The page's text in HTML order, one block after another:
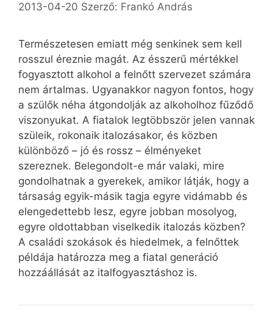
2013-04-20 Szerző: Frankó András
Természetesen emiatt még senkinek sem kell
rosszul éreznie magát. Az ésszerű mértékkel
fogyasztott alkohol a felnőtt szervezet számára
nem ártalmas. Ugyanakkor nagyon fontos, hogy
a szülők néha átgondolják az alkoholhoz fűződő
viszonyukat. A fiatalok legtöbbször jelen vannak
szüleik, rokonaik italozásakor, és közben
különböző – jó és rossz – élményeket
szereznek. Belegondolt-e már valaki, mire
gondolhatnak a gyerekek, amikor látják, hogy a
társaság egyik-másik tagja egyre vidámabb és
elengedettebb lesz, egyre jobban mosolyog,
egyre oldottabban viselkedik italozás közben?
A családi szokások és hiedelmek, a felnőttek
példája határozza meg a fiatal generáció
hozzáállását az italfogyasztáshoz is.